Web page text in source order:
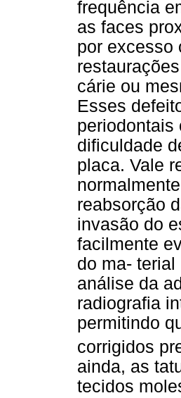
frequência
as faces
por excesso
cárie ou
Esses
periodontais
dificuldade
placa. Vale
reabsorção
invasão do
facilmente
do ma- terial
análise da
radiografia
permitindo
corrigidos
ainda, as
tecidos